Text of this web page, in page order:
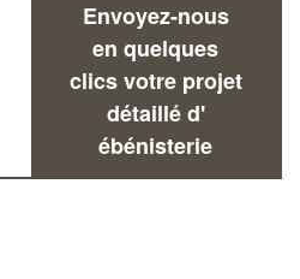
Envoyez-nous
en quelques
clics votre projet
détaillé d'
ébénisterie